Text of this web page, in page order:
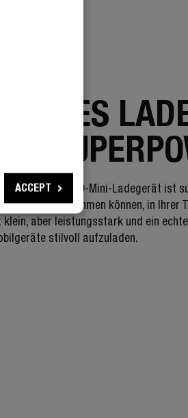
ACCEPT
KLEINES
MIT
USB + USB-C PD-Mini-Ladegerät ist
überall hin mitnehmen können, in Ihrer
klein, aber leistungsstark und ein
stilvoll aufzuladen.